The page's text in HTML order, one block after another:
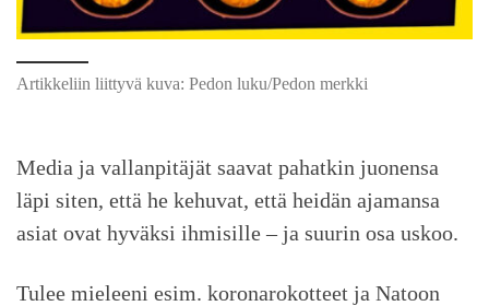
Artikkeliin liittyvä kuva: Pedon luku/Pedon merkki
Media ja vallanpitäjät saavat pahatkin juonensa
läpi siten, että he kehuvat, että heidän ajamansa
asiat ovat hyväksi ihmisille – ja suurin osa uskoo.
Tulee mieleeni esim. koronarokotteet ja Natoon